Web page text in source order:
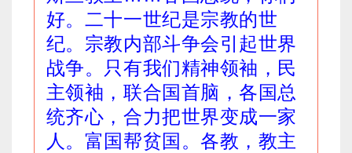
好。二十一世纪是宗教的世
纪。宗教内部斗争会引起世界
战争。只有我们精神领袖，民
主领袖，联合国首脑，各国总
统齐心，合力把世界变成一家
人。富国帮贫国。各教，教主